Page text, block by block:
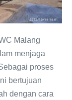
Malang
menjaga
proses
bertujuan
dengan cara